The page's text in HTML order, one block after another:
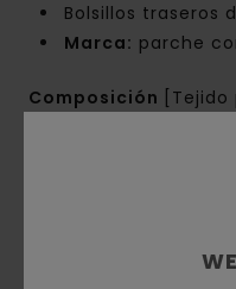
Bolsillos traseros
Marca: parche
Composición
Envíos y